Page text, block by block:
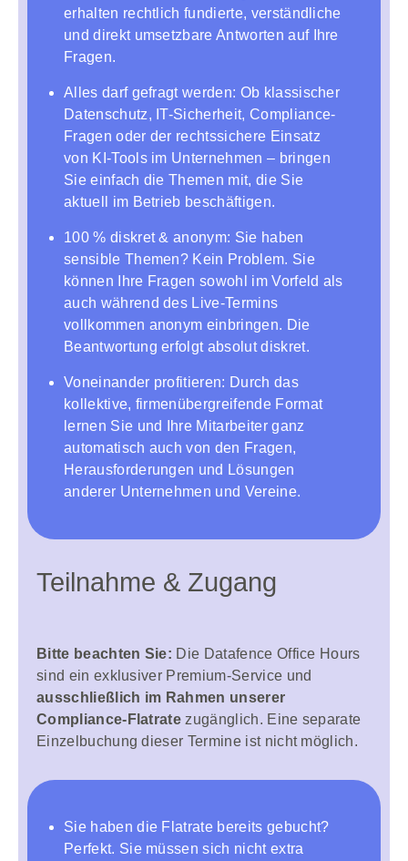
erhalten rechtlich fundierte, verständliche
und direkt umsetzbare Antworten auf Ihre
Fragen.
Alles darf gefragt werden: Ob klassischer
Datenschutz, IT-Sicherheit, Compliance-
Fragen oder der rechtssichere Einsatz
von KI-Tools im Unternehmen – bringen
Sie einfach die Themen mit, die Sie
aktuell im Betrieb beschäftigen.
100 % diskret & anonym: Sie haben
sensible Themen? Kein Problem. Sie
können Ihre Fragen sowohl im Vorfeld als
auch während des Live-Termins
vollkommen anonym einbringen. Die
Beantwortung erfolgt absolut diskret.
Voneinander profitieren: Durch das
kollektive, firmenübergreifende Format
lernen Sie und Ihre Mitarbeiter ganz
automatisch auch von den Fragen,
Herausforderungen und Lösungen
anderer Unternehmen und Vereine.
Teilnahme & Zugang
Bitte beachten Sie: Die Datafence Office Hours
sind ein exklusiver Premium-Service und
ausschließlich im Rahmen unserer
Compliance-Flatrate zugänglich. Eine separate
Einzelbuchung dieser Termine ist nicht möglich.
Sie haben die Flatrate bereits gebucht?
Perfekt. Sie müssen sich nicht extra